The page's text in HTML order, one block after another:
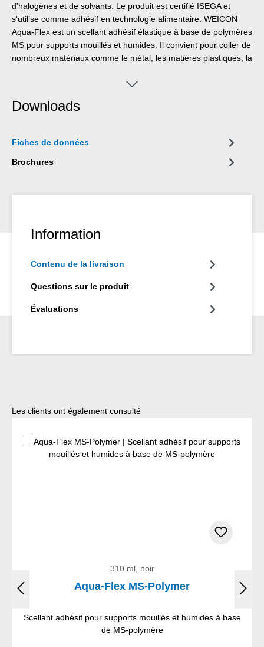
d'halogènes et de solvants. Le produit est certifié ISEGA et
s'utilise comme adhésif en technologie alimentaire. WEICON
Aqua-Flex est un scellant adhésif élastique à base de polymères
MS pour supports mouillés et humides. Il convient pour coller de
nombreux matériaux comme le métal, les matières plastiques, la
s'utilise dans la construction de tuyauteries, la chaudronnerie, la
jardinage et le paysagisme, le secteur sanitaire et partout où les
Downloads
Fiches de données
Brochures
Information
Contenu de la livraison
Questions sur le produit
Évaluations
Ignorer la galerie de produits
Les clients ont également consulté
310 ml, noir
Aqua-Flex MS-Polymer
Scellant adhésif pour supports mouillés et humides à base
de MS-polymère